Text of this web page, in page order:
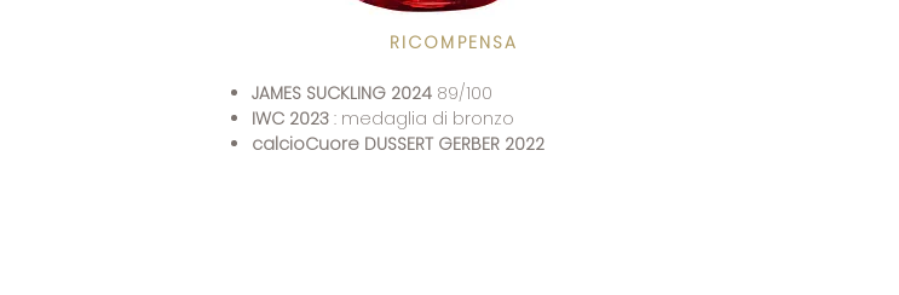
RICOMPENSA
JAMES SUCKLING 2024 89/100
IWC 2023 : medaglia di bronzo
calcioCuore DUSSERT GERBER 2022